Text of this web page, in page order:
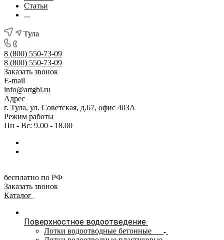
Статьи
...
Тула
8 (800) 550-73-09
8 (800) 550-73-09
Заказать звонок
E-mail
info@artgbi.ru
Адрес
г. Тула, ул. Советская, д.67, офис 403А
Режим работы
Пн - Вс: 9.00 - 18.00
бесплатно по РФ
Заказать звонок
Каталог
Поверхностное водоотведение
Лотки водоотводные бетонные